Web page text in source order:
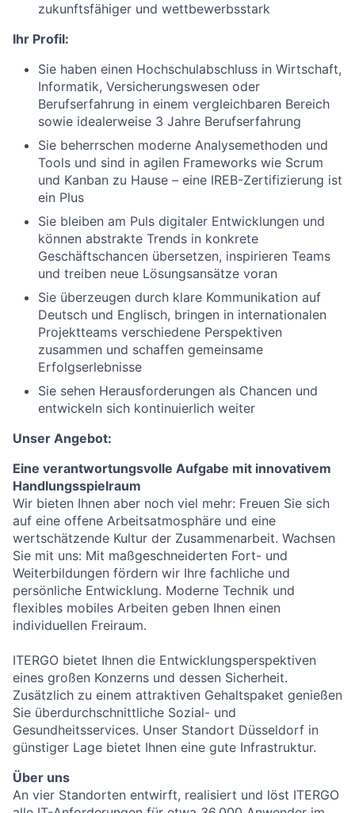
zukunftsfähiger und wettbewerbsstark
Ihr Profil:
Sie haben einen Hochschulabschluss in Wirtschaft,
Informatik, Versicherungswesen oder
Berufserfahrung in einem vergleichbaren Bereich
sowie idealerweise 3 Jahre Berufserfahrung
Sie beherrschen moderne Analysemethoden und
Tools und sind in agilen Frameworks wie Scrum
und Kanban zu Hause – eine IREB-Zertifizierung ist
ein Plus
Sie bleiben am Puls digitaler Entwicklungen und
können abstrakte Trends in konkrete
Geschäftschancen übersetzen, inspirieren Teams
und treiben neue Lösungsansätze voran
Sie überzeugen durch klare Kommunikation auf
Deutsch und Englisch, bringen in internationalen
Projektteams verschiedene Perspektiven
zusammen und schaffen gemeinsame
Erfolgserlebnisse
Sie sehen Herausforderungen als Chancen und
entwickeln sich kontinuierlich weiter
Unser Angebot:
Eine verantwortungsvolle Aufgabe mit innovativem
Handlungsspielraum
Wir bieten Ihnen aber noch viel mehr: Freuen Sie sich
auf eine offene Arbeitsatmosphäre und eine
wertschätzende Kultur der Zusammenarbeit. Wachsen
Sie mit uns: Mit maßgeschneiderten Fort- und
Weiterbildungen fördern wir Ihre fachliche und
persönliche Entwicklung. Moderne Technik und
flexibles mobiles Arbeiten geben Ihnen einen
individuellen Freiraum.
ITERGO bietet Ihnen die Entwicklungsperspektiven
eines großen Konzerns und dessen Sicherheit.
Zusätzlich zu einem attraktiven Gehaltspaket genießen
Sie überdurchschnittliche Sozial- und
Gesundheitsservices. Unser Standort Düsseldorf in
günstiger Lage bietet Ihnen eine gute Infrastruktur.
Über uns
An vier Standorten entwirft, realisiert und löst ITERGO